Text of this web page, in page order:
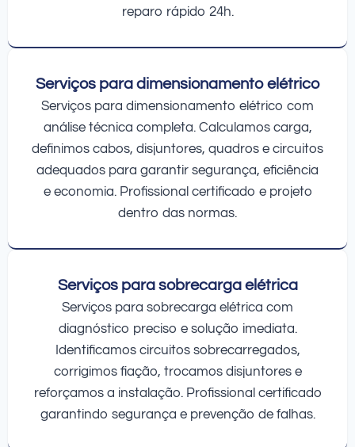
reparo rápido 24h.
Serviços para dimensionamento elétrico
Serviços para dimensionamento elétrico com
análise técnica completa. Calculamos carga,
definimos cabos, disjuntores, quadros e circuitos
adequados para garantir segurança, eficiência
e economia. Profissional certificado e projeto
dentro das normas.
Serviços para sobrecarga elétrica
Serviços para sobrecarga elétrica com
diagnóstico preciso e solução imediata.
Identificamos circuitos sobrecarregados,
corrigimos fiação, trocamos disjuntores e
reforçamos a instalação. Profissional certificado
garantindo segurança e prevenção de falhas.